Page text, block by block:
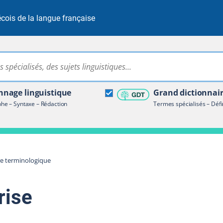
de la langue française
Rechercher dans tout le site
linguistique
– Syntaxe – Rédaction
Grand
Termes spécialisés –
terminologique
terminologique